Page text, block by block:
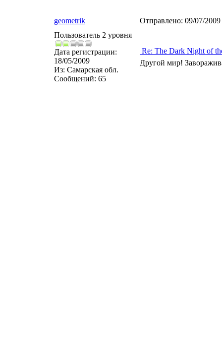
geometrik Отправлено: 09/07/
Пользователь 2 уровня
Дата регистрации:
18/05/2009
Из: Самарская обл.
Сообщений: 65
Re: The Dark Night of
Другой мир!